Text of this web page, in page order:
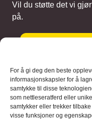
For å gi deg den beste
informasjonskapsler for å
samtykke til disse
som nettleseratferd eller
samtykker eller trekker
visse funksjoner og
Vil du støtte det vi
på.
Gi et
Blaaregn –